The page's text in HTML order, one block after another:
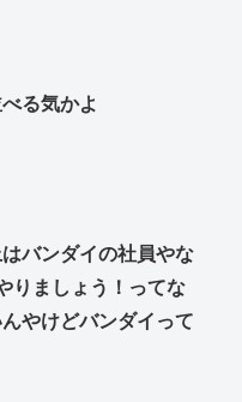
る気かよ
バンダイの社員やな
りましょう！ってな
やけどバンダイって